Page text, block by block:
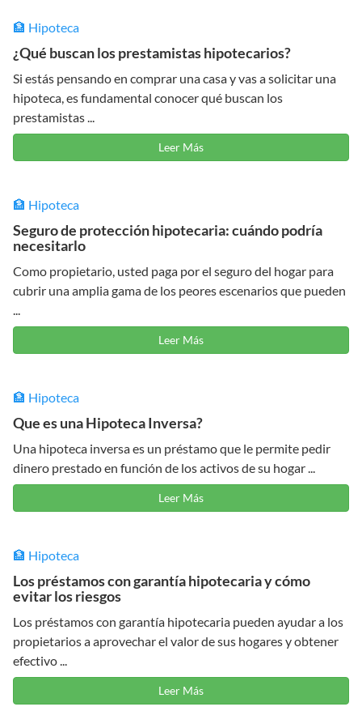
🏦 Hipoteca
¿Qué buscan los prestamistas hipotecarios?
Si estás pensando en comprar una casa y vas a solicitar una
hipoteca, es fundamental conocer qué buscan los
prestamistas ...
Leer Más
🏦 Hipoteca
Seguro de protección hipotecaria: cuándo podría
necesitarlo
Como propietario, usted paga por el seguro del hogar para
cubrir una amplia gama de los peores escenarios que pueden
...
Leer Más
🏦 Hipoteca
Que es una Hipoteca Inversa?
Una hipoteca inversa es un préstamo que le permite pedir
dinero prestado en función de los activos de su hogar ...
Leer Más
🏦 Hipoteca
Los préstamos con garantía hipotecaria y cómo
evitar los riesgos
Los préstamos con garantía hipotecaria pueden ayudar a los
propietarios a aprovechar el valor de sus hogares y obtener
efectivo ...
Leer Más